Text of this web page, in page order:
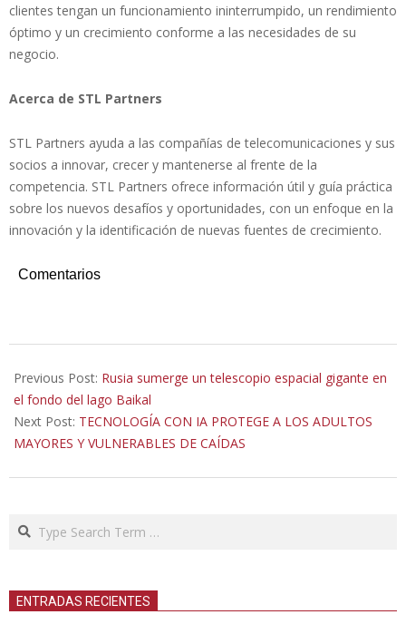
clientes tengan un funcionamiento ininterrumpido, un rendimiento
óptimo y un crecimiento conforme a las necesidades de su
negocio.
Acerca de STL Partners
STL Partners ayuda a las compañías de telecomunicaciones y sus
socios a innovar, crecer y mantenerse al frente de la
competencia. STL Partners ofrece información útil y guía práctica
sobre los nuevos desafíos y oportunidades, con un enfoque en la
innovación y la identificación de nuevas fuentes de crecimiento.
Comentarios
03-
14
Previous Post: Rusia sumerge un telescopio espacial gigante en
el fondo del lago Baikal
Next Post: TECNOLOGÍA CON IA PROTEGE A LOS ADULTOS
MAYORES Y VULNERABLES DE CAÍDAS
Search
ENTRADAS RECIENTES